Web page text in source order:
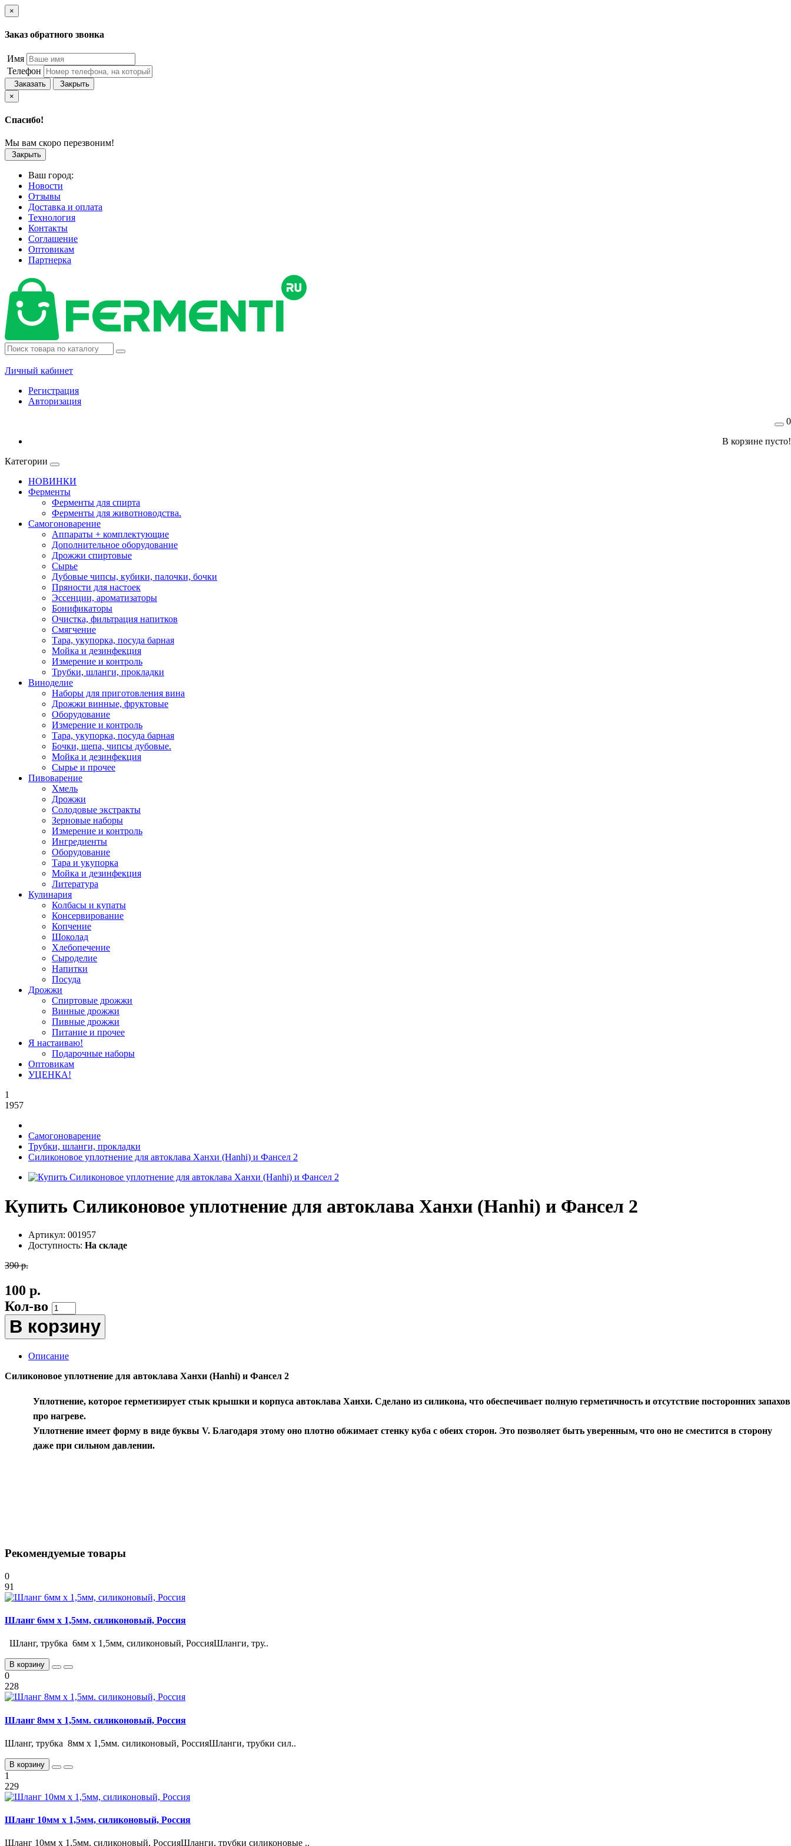
×
Заказ обратного звонка
Имя
Телефон
Заказать
Закрыть
×
Спасибо!
Мы вам скоро перезвоним!
Закрыть
Ваш город:
Новости
Отзывы
Доставка и оплата
Технология
Контакты
Соглашение
Оптовикам
Партнерка
Личный кабинет
Регистрация
Авторизация
0
В корзине пусто!
Категории
НОВИНКИ
Ферменты
Ферменты для спирта
Ферменты для животноводства.
Самогоноварение
Аппараты + комплектующие
Дополнительное оборудование
Дрожжи спиртовые
Сырье
Дубовые чипсы, кубики, палочки, бочки
Пряности для настоек
Эссенции, ароматизаторы
Бонификаторы
Очистка, фильтрация напитков
Смягчение
Тара, укупорка, посуда барная
Мойка и дезинфекция
Измерение и контроль
Трубки, шланги, прокладки
Виноделие
Наборы для приготовления вина
Дрожжи винные, фруктовые
Оборудование
Измерение и контроль
Тара, укупорка, посуда барная
Бочки, щепа, чипсы дубовые.
Мойка и дезинфекция
Сырье и прочее
Пивоварение
Хмель
Дрожжи
Солодовые экстракты
Зерновые наборы
Измерение и контроль
Ингредиенты
Оборудование
Тара и укупорка
Мойка и дезинфекция
Литература
Кулинария
Колбасы и купаты
Консервирование
Копчение
Шоколад
Хлебопечение
Сыроделие
Напитки
Посуда
Дрожжи
Спиртовые дрожжи
Винные дрожжи
Пивные дрожжи
Питание и прочее
Я настаиваю!
Подарочные наборы
Оптовикам
УЦЕНКА!
1
1957
Самогоноварение
Трубки, шланги, прокладки
Силиконовое уплотнение для автоклава Ханхи (Hanhi) и Фансел 2
Купить Силиконовое уплотнение для автоклава Ханхи (Hanhi) и Фансел 2
Артикул: 001957
Доступность: На складе
390 р.
100 р.
Кол-во
В корзину
Описание
Силиконовое уплотнение для автоклава Ханхи (Hanhi) и Фансел 2
Уплотнение, которое герметизирует стык крышки и корпуса автоклава Ханхи. Сделано из силикона, что обеспечивает полную герметичность и отсутствие посторонних запахов
про нагреве.
Уплотнение имеет форму в виде буквы V. Благодаря этому оно плотно обжимает стенку куба с обеих сторон. Это позволяет быть уверенным, что оно не сместится в сторону
даже при сильном давлении.
Рекомендуемые товары
0
91
Шланг 6мм х 1,5мм, силиконовый, Россия
Шланг, трубка 6мм х 1,5мм, силиконовый, РоссияШланги, тру..
В корзину
0
228
Шланг 8мм х 1,5мм. силиконовый, Россия
Шланг, трубка 8мм х 1,5мм. силиконовый, РоссияШланги, трубки сил..
В корзину
1
229
Шланг 10мм х 1,5мм, силиконовый, Россия
Шланг 10мм х 1,5мм, силиконовый, РоссияШланги, трубки силиконовые ..